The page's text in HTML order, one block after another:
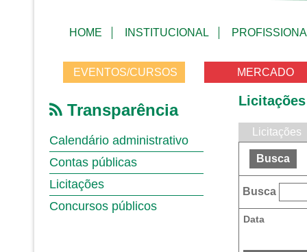
HOME INSTITUCIONAL
EVENTOS/CURSOS MERCADO
Transparência
Calendário administrativo
Contas públicas
Licitações
Concursos públicos
Licitações
Licitações
Busca
Busca
Data